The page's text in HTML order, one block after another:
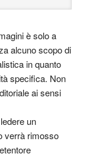
è solo a
alcuno scopo di
in quanto
specifica. Non
ai sensi
un
verrà rimosso